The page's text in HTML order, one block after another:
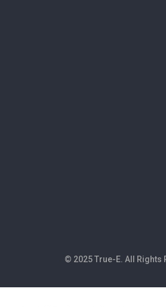
© 2025 True-E. All Rights